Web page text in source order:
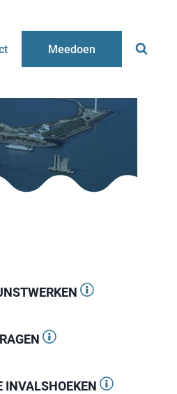
Meedoen
INVALSHOEKEN